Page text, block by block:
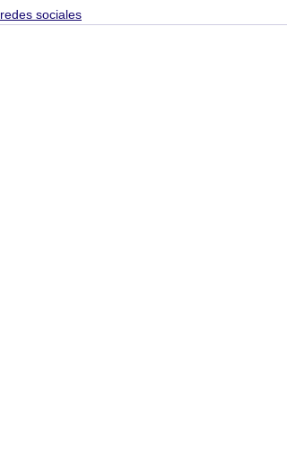
redes sociales